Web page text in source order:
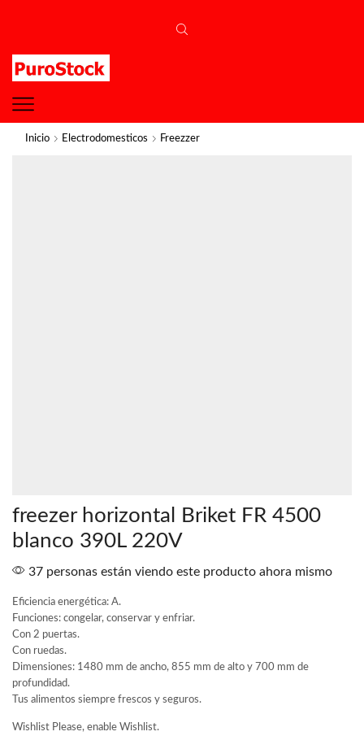
Inicio Electrodomesticos Freezzer
freezer horizontal Briket FR 4500
blanco 390L 220V
37 personas están viendo este producto ahora mismo
Eficiencia energética: A.
Funciones: congelar, conservar y enfriar.
Con 2 puertas.
Con ruedas.
Dimensiones: 1480 mm de ancho, 855 mm de alto y 700 mm de
profundidad.
Tus alimentos siempre frescos y seguros.
Wishlist Please, enable Wishlist.